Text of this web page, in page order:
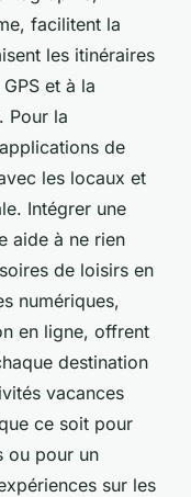
facilitent la
les itinéraires
et à la
Pour la
de
les locaux et
Intégrer une
aide à ne rien
de loisirs en
numériques,
en ligne, offrent
destination
vacances
ce soit pour
ou pour un
sur les